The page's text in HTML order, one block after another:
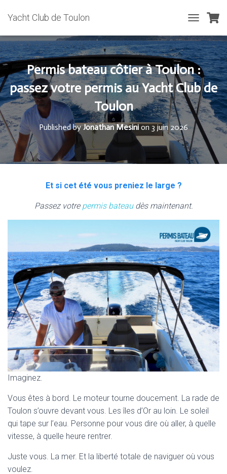
Yacht Club de Toulon
O
G
L
E
N
A
V
I
G
A
T
I
O
Permis bateau côtier à Toulon :
passez votre permis au Yacht Club de
Toulon
Published byJonathan Mesinion3 juin 2026
Et si cet été vous preniez le large ?
Passez votre permis bateaudès maintenant.
Imaginez.
Vous êtes à bord. Le moteur tourne doucement. La rade de
Toulon s’ouvre devant vous. Les îles d’Or au loin. Le soleil
qui tape sur l’eau. Personne pour vous dire où aller, à quelle
vitesse, à quelle heure rentrer.
Juste vous. La mer. Et la liberté totale de naviguer où vous
voulez.